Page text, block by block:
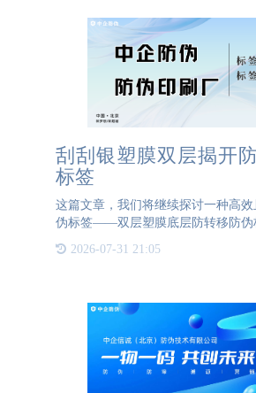
刮刮银塑膜双层揭开
标签
这篇文章，我们将继续探讨一种高
伪标签——双层塑膜底层防转移防伪
结合了先进的防伪技术，显著提高了
安全性。其独特的双层结构设计和功
2026-07-31 21:05